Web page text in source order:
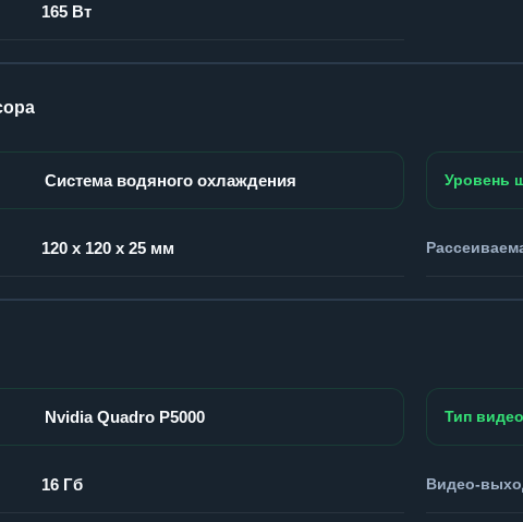
165 Вт
Система водяного охлаждения Уровень
120 x 120 x 25 мм
Nvidia Quadro P5000 Тип
16 Гб Видео-